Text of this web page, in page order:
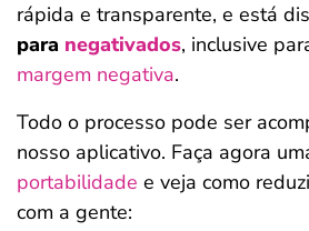
rápida e transparente, e está
para negativados, inclusive
margem negativa.
Todo o processo pode ser
nosso aplicativo. Faça agora
portabilidade e veja como
com a gente: